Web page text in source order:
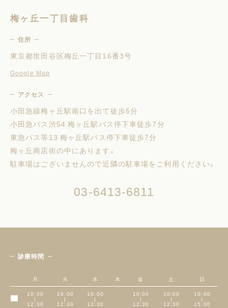
梅ヶ丘一丁目歯科
住所
東京都世田谷区梅丘一丁目16番3号
Google Map
アクセス
小田急線梅ヶ丘駅南口を出て徒歩5分
小田急バス渋54 梅ヶ丘駅バス停下車徒歩7分
東急バス等13 梅ヶ丘駅バス停下車徒歩7分
梅ヶ丘商店街の中にあります。
駐車場はございませんので近隣の駐車場をご利用ください。
03-6413-6811
診療時間
月 火 水 木 金 土 日
10:00
|
12:30
10:00
|
12:30
10:00
|
12:30
10:00
|
12:30
10:00
|
12:30
10:00
|
15:00